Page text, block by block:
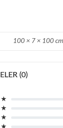
100 × 7 × 100 cm
(0)
★
★
★
★